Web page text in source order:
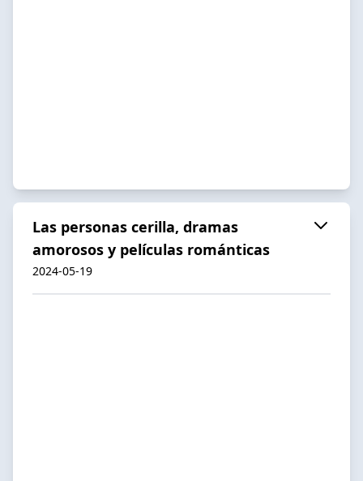
Las personas cerilla, dramas
amorosos y películas románticas
2024-05-19